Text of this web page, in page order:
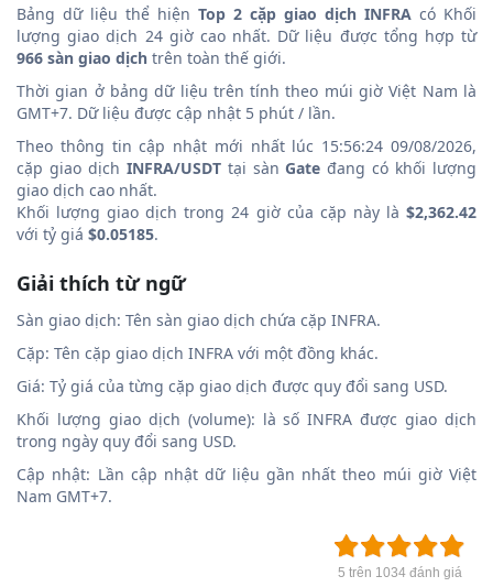
Bảng dữ liệu thể hiện Top 2 cặp giao dịch INFRA có Khối
lượng giao dịch 24 giờ cao nhất. Dữ liệu được tổng hợp từ
966 sàn giao dịch trên toàn thế giới.
Thời gian ở bảng dữ liệu trên tính theo múi giờ Việt Nam là
GMT+7. Dữ liệu được cập nhật 5 phút / lần.
Theo thông tin cập nhật mới nhất lúc 15:56:24 09/08/2026,
cặp giao dịch INFRA/USDTtại sànGate đang có khối lượng
giao dịch cao nhất.
Khối lượng giao dịch trong 24 giờ của cặp này là $2,362.42
với tỷ giá $0.05185.
Giải thích từ ngữ
Sàn giao dịch: Tên sàn giao dịch chứa cặp INFRA.
Cặp: Tên cặp giao dịch INFRA với một đồng khác.
Giá: Tỷ giá của từng cặp giao dịch được quy đổi sang USD.
Khối lượng giao dịch (volume): là số INFRA được giao dịch
trong ngày quy đổi sang USD.
Cập nhật: Lần cập nhật dữ liệu gần nhất theo múi giờ Việt
Nam GMT+7.
5 trên 1034 đánh giá